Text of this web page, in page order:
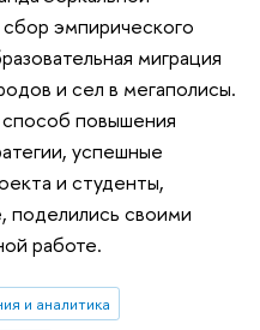
эмпирического
миграция
и сел в мегаполисы.
повышения
успешные
и студенты,
поделились своими
работе.
и аналитика